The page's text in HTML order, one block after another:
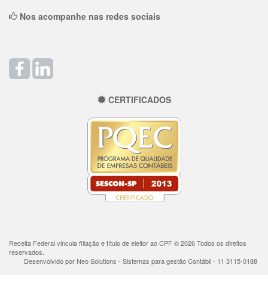
Nos acompanhe nas redes sociais
CERTIFICADOS
Receita Federal vincula filiação e título de eleitor ao CPF © 2026 Todos os direitos
reservados.
Desenvolvido por Neo Solutions - Sistemas para gestão Contábil - 11 3115-0188